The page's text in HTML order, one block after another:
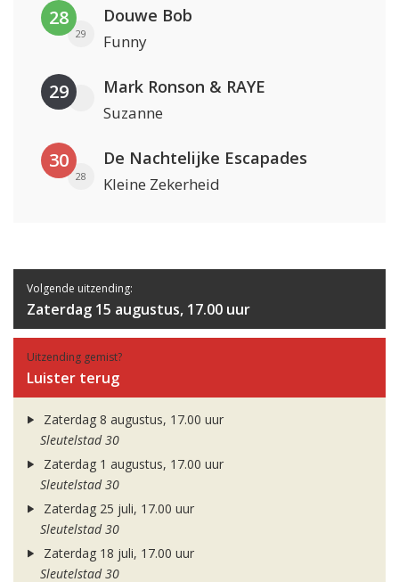
28
29
Douwe Bob
Funny
29 Mark Ronson & RAYE
Suzanne
30
28
De Nachtelijke Escapades
Kleine Zekerheid
Volgende uitzending:
Zaterdag 15 augustus, 17.00 uur
Uitzending gemist?
Luister terug
Zaterdag 8 augustus, 17.00 uur
Sleutelstad 30
Zaterdag 1 augustus, 17.00 uur
Sleutelstad 30
Zaterdag 25 juli, 17.00 uur
Sleutelstad 30
Zaterdag 18 juli, 17.00 uur
Sleutelstad 30